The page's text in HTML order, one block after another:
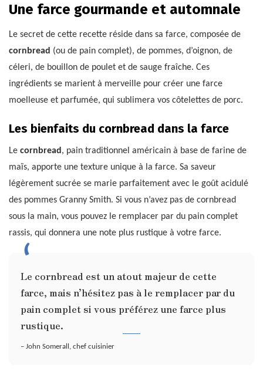
Une farce gourmande et automnale
Le secret de cette recette réside dans sa farce, composée de
cornbread (ou de pain complet), de pommes, d’oignon, de
céleri, de bouillon de poulet et de sauge fraîche. Ces
ingrédients se marient à merveille pour créer une farce
moelleuse et parfumée, qui sublimera vos côtelettes de porc.
Les bienfaits du cornbread dans la farce
Le cornbread , pain traditionnel américain à base de farine de
maïs, apporte une texture unique à la farce. Sa saveur
légèrement sucrée se marie parfaitement avec le goût acidulé
des pommes Granny Smith. Si vous n’avez pas de cornbread
sous la main, vous pouvez le remplacer par du pain complet
rassis, qui donnera une note plus rustique à votre farce.
Le cornbread est un atout majeur de cette
farce, mais n’hésitez pas à le remplacer par du
pain complet si vous préférez une farce plus
rustique.
– John Somerall, chef cuisinier